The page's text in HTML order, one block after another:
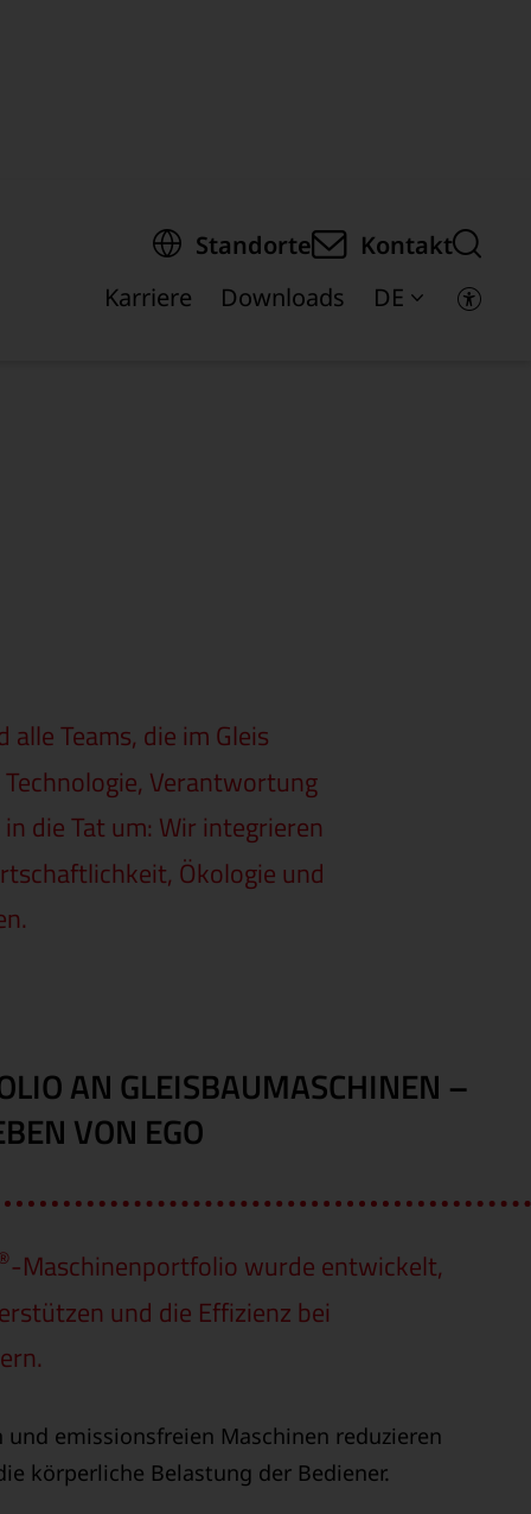
Standorte
Kontakt
Karriere
Downloads DE
Teams, die im Gleis
Verantwortung
die Tat um: Wir integrieren
Ökologie und
AN GLEISBAUMASCHINEN –
VON EGO
-Maschinenportfolio wurde entwickelt,
und die Effizienz bei
emissionsfreien Maschinen reduzieren
körperliche Belastung der Bediener.